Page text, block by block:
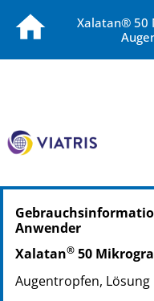
Xalatan® 50
PZN: 04385037
PPN: 110438503768
PZN: 04385043
PPN: 110438504334
PZN: 04385089
PPN: 110438508943
Anwender
Xalatan® 50
Augentropfen, Lösung